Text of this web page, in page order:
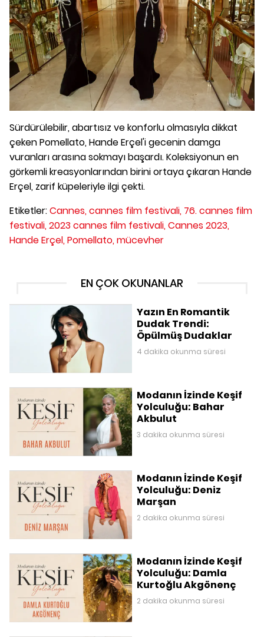
Sürdürülebilir, abartısız ve konforlu olmasıyla dikkat
çeken Pomellato, Hande Erçel'i gecenin damga
vuranları arasına sokmayı başardı. Koleksiyonun en
görkemli kreasyonlarından birini ortaya çıkaran Hande
Erçel, zarif küpeleriyle ilgi çekti.
Etiketler:Cannes,cannes film festivali, 76. cannes film
festivali,2023 cannes film festivali,Cannes 2023,
Hande Erçel,Pomellato,mücevher
EN ÇOK OKUNANLAR
Yazın En Romantik
Dudak Trendi:
Öpülmüş Dudaklar
4 dakika okunma süresi
Modanın İzinde Keşif
Yolculuğu: Bahar
Akbulut
3 dakika okunma süresi
Modanın İzinde Keşif
Yolculuğu: Deniz
Marşan
2 dakika okunma süresi
Modanın İzinde Keşif
Yolculuğu: Damla
Kurtoğlu Akgönenç
2 dakika okunma süresi